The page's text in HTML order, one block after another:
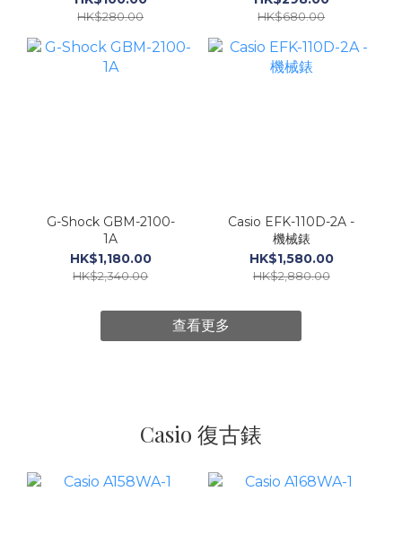
HK$280.00 HK$680.00
G-Shock GBM-2100-
1A
HK$1,180.00
HK$2,340.00
Casio EFK-110D-2A -
機械錶
HK$1,580.00
HK$2,880.00
查看更多
Casio 復古錶